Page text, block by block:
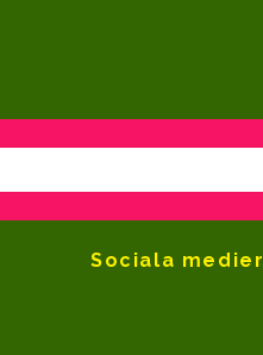
Sociala medier